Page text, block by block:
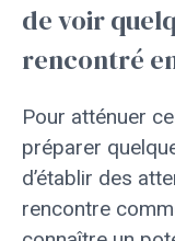
de voir
rencontré
Pour atténuer
préparer
d’établir des
rencontre